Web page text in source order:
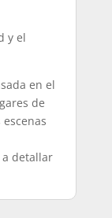
y el
en el
de
a detallar